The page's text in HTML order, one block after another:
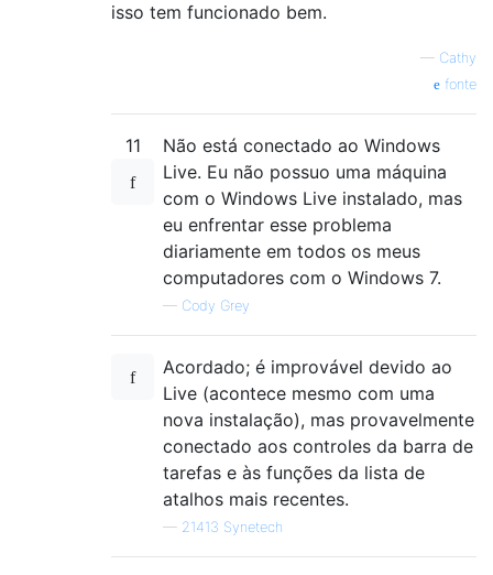
isso tem funcionado bem.
— Cathy
fonte
11
Não está conectado ao Windows
Live. Eu não possuo uma máquina
com o Windows Live instalado, mas
eu enfrentar esse problema
diariamente em todos os meus
computadores com o Windows 7.
— Cody Grey
Acordado; é improvável devido ao
Live (acontece mesmo com uma
nova instalação), mas provavelmente
conectado aos controles da barra de
tarefas e às funções da lista de
atalhos mais recentes.
— 21413 Synetech